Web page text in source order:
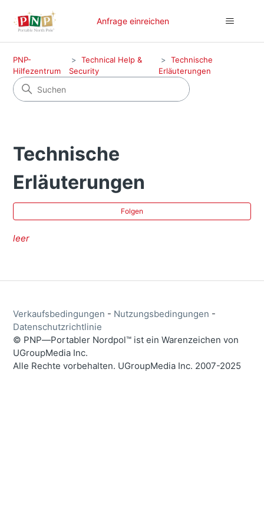
Anfrage einreichen
PNP-
Hilfezentrum
Technical Help &
Security
Technische
Erläuterungen
Technische
Erläuterungen
Folgen
leer
Verkaufsbedingungen - Nutzungsbedingungen -
Datenschutzrichtlinie
© PNP―Portabler Nordpol™ ist ein Warenzeichen von
UGroupMedia Inc.
Alle Rechte vorbehalten. UGroupMedia Inc. 2007-2025